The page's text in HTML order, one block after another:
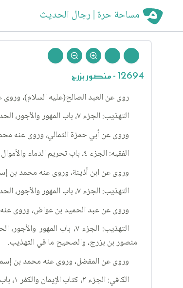
مساحة حرة | رجال الحديث
12694 - منصور بزرج
روى عن العبد الصالح(عليه السلام)،
التهذيب: الجزء ٧، باب المهور والأجور، الحديث ١٥٠٣، والإستبصار: الجزء ٣، باب من عقد على امرأة وشرط لها أن لا يتزوج عليها، الحديث ٨٣٥.
وروى عن أبي حمزة الثمالي، وروى عنه
الفقيه: الجزء ٤، باب تحريم الدماء والأموال بغير حقها، الحديث ١٩٦.
وروى عن ابن أذينة، وروى عنه محمد بن
التهذيب: الجزء ٧، باب المهور والأجور، الحديث ١٤٩٢.
وروى عن عبد الحميد بن عواض، وروى
منصور بن بزرج، والصحيح ما في التهذيب.
وروى عن المفضل، وروى عنه محمد بن
الكافي: الجزء ٢، كتاب الإيمان والكفر ١، باب المؤمن وعلاماته وصفاته ٩٩، الحديث ٩.